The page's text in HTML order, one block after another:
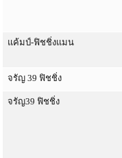
แค้มป์-ฟิชชิ่งแมน
จรัญ 39 ฟิชชิ่ง
จรัญ39 ฟิชชิ่ง